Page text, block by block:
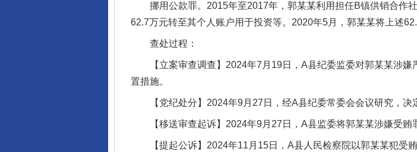
挪用公款罪。2015年至2017年，郭某某利用担任B镇供销合作
62.7万元转至其个人账户用于投资等。2020年5月，郭某某将上述
查处过程：
【立案审查调查】2024年7月19日，A县纪委监委对郭某某涉嫌
置措施。
【党纪处分】2024年9月27日，经A县纪委常委会会议研究，决
【移送审查起诉】2024年9月27日，A县监委将郭某某涉嫌受贿
【提起公诉】2024年11月15日，A县人民检察院以郭某某犯受贿